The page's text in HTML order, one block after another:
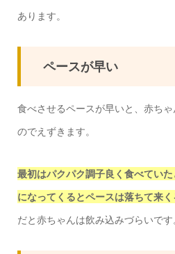
あります。
ペースが早い
食べさせるペースが早いと、赤ち
のでえずきます。
最初はパクパク調子良く食べてい
になってくるとペースは落ちて来く
だと赤ちゃんは飲み込みづらいです